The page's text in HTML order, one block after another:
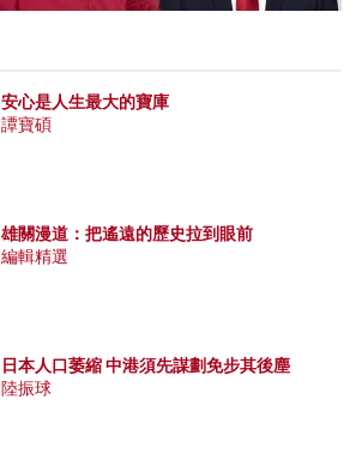
安心是人生最大的寶庫
譚寶碩
雄關漫道：把遙遠的歷史拉到眼前
編輯精選
日本人口萎縮 中港須先謀劃免步其後塵
陸振球